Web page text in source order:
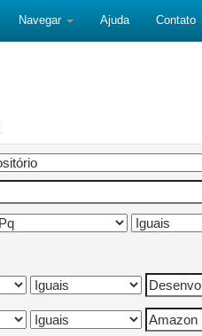
Navegar Ajuda Contato